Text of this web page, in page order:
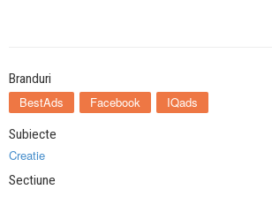
Branduri
BestAds Facebook IQads
Subiecte
Creatie
Sectiune